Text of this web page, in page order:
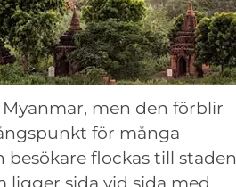
men den förblir
för många
besökare flockas till staden